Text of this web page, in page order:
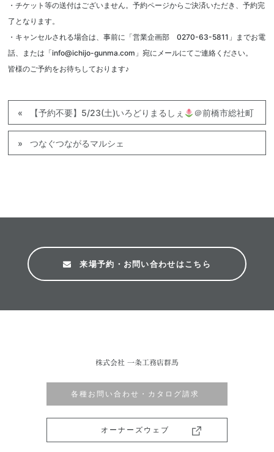
・チケット等の送付はございません。予約ページからご決済いただき、予約完
了となります。
・キャンセルされる場合は、事前に「営業企画部 0270-63-5811」までお電
話、または「info@ichijo-gunma.com」宛にメールにてご連絡ください。
皆様のご予約をお待ちしております♪
【予約不要】5/23(土)いろどりまるしぇ ＠前橋市総社町
つなぐつながるマルシェ
来場予約・お問い合わせはこちら
株式会社 一条工務店群馬
各種お問い合わせ・カタログ請求
オーナーズウェブ